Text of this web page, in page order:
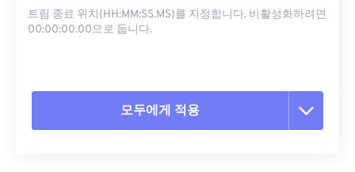
트림 종료 위치(HH:MM:SS.MS)를 지정합니다. 비활성화하려면
00:00:00.00으로 둡니다.
모두에게 적용